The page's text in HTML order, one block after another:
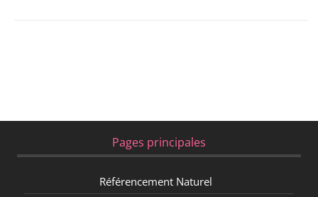
Pages principales
Référencement Naturel